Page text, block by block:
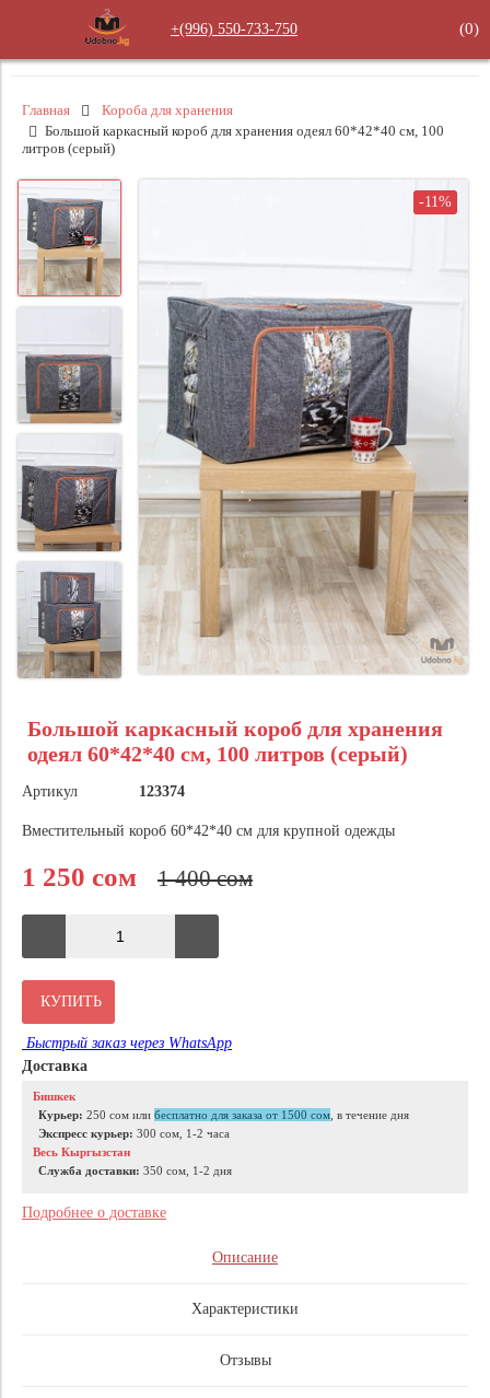
+(996) 550‑733‑750 (0)
Главная
Короба для хранения
Большой каркасный короб для хранения одеял 60*42*40 см, 100
литров (серый)
-11%
Большой каркасный короб для хранения
одеял 60*42*40 см, 100 литров (серый)
Артикул 123374
Вместительный короб 60*42*40 см для крупной одежды
1 250 сом 1 400 сом
КУПИТЬ
Быстрый заказ через WhatsApp
Доставка
Бишкек
Курьер: 250 сом или бесплатно для заказа от 1500 сом , в течение дня
Экспресс курьер: 300 сом, 1-2 часа
Весь Кыргызстан
Служба доставки: 350 сом, 1‑2 дня
Подробнее о доставке
Описание
Характеристики
Отзывы